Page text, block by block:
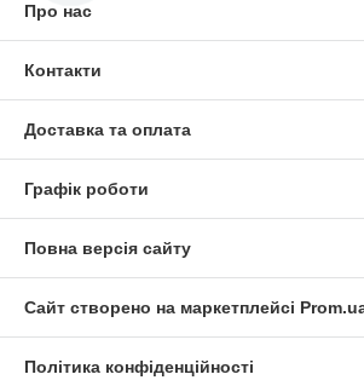
Про нас
Контакти
Доставка та оплата
Графік роботи
Повна версія сайту
Сайт створено на маркетплейсі
Політика конфіденційності